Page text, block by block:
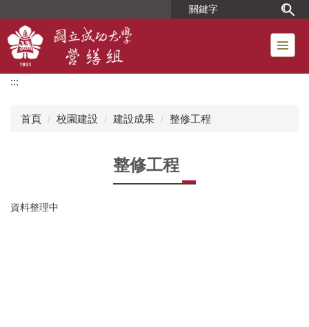
主
要
內
:::
首頁 校園建設 建設成果 整修工程
整修工程
資料整理中